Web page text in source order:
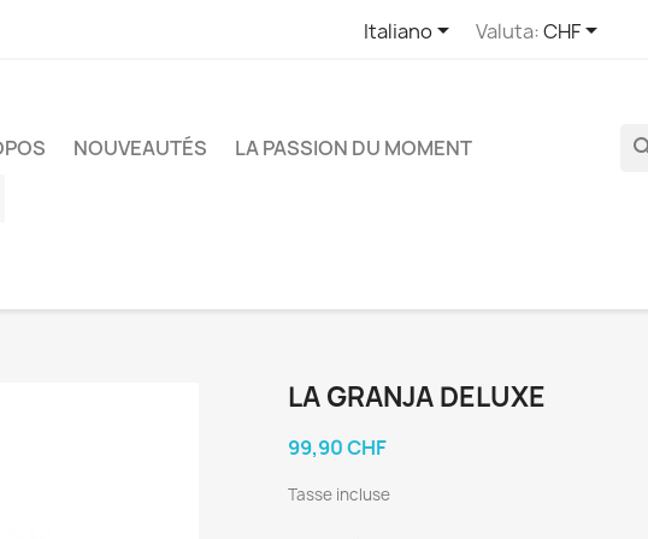
Italiano Valuta:CHF
NOUVEAUTÉS LA PASSION DU MOMENT
LA GRANJA DELUXE
99,90 CHF
Tasse incluse